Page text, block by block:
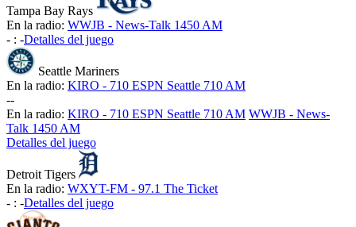
Tampa Bay Rays
En la radio: WWJB - News-Talk 1450 AM
- : -Detalles del juego
Seattle Mariners
En la radio: KIRO - 710 ESPN Seattle 710 AM
--
En la radio: KIRO - 710 ESPN Seattle 710 AM WWJB - News-
Talk 1450 AM
Detalles del juego
Detroit Tigers
En la radio: WXYT-FM - 97.1 The Ticket
- : -Detalles del juego